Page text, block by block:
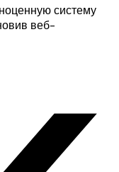
систему
веб-